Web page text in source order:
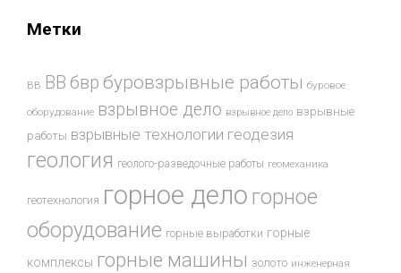
Метки
ВВ ВВ бвр буровзрывные работы буровое
оборудование взрывное дело взрывное дело взрывные
работы взрывные технологии геодезия
геология геолого-разведочные работы геомеханика
геотехнология горное дело горное
оборудование горные выработки горные
комплексы горные машины золото инженерная